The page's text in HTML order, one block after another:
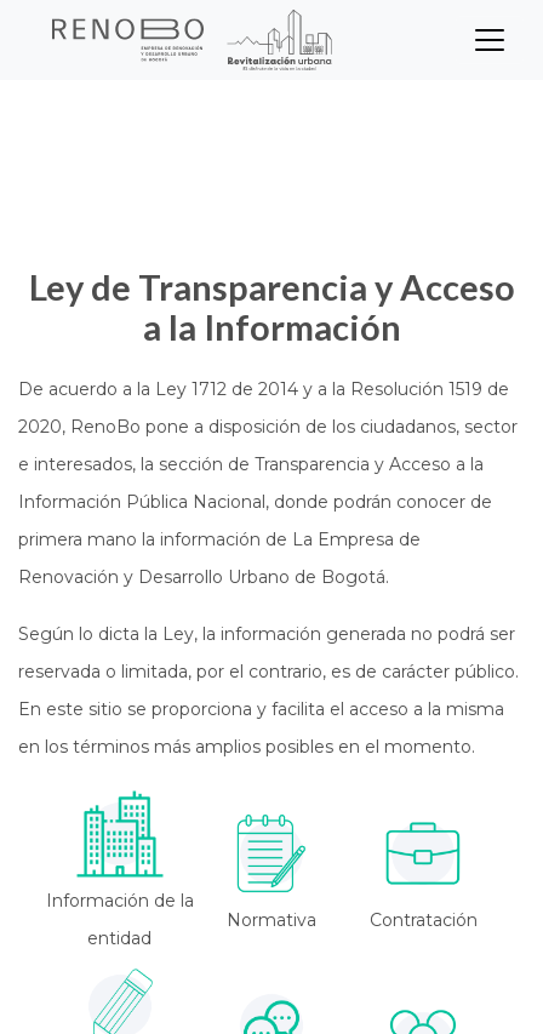
Sitio Web Empresa de
Transparencia
Ley de Transparencia y Acceso
a la Información
De acuerdo a la Ley 1712 de 2014 y a la Resolución 1519 de
2020, RenoBo pone a disposición de los ciudadanos, sector
e interesados, la sección de Transparencia y Acceso a la
Información Pública Nacional, donde podrán conocer de
primera mano la información de La Empresa de
Renovación y Desarrollo Urbano de Bogotá.
Según lo dicta la Ley, la información generada no podrá ser
reservada o limitada, por el contrario, es de carácter público.
En este sitio se proporciona y facilita el acceso a la misma
en los términos más amplios posibles en el momento.
Información de la
entidad
Normativa Contratación